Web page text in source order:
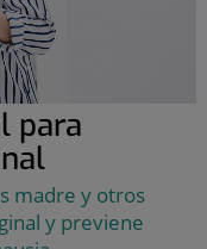
para
madre y otros
y previene